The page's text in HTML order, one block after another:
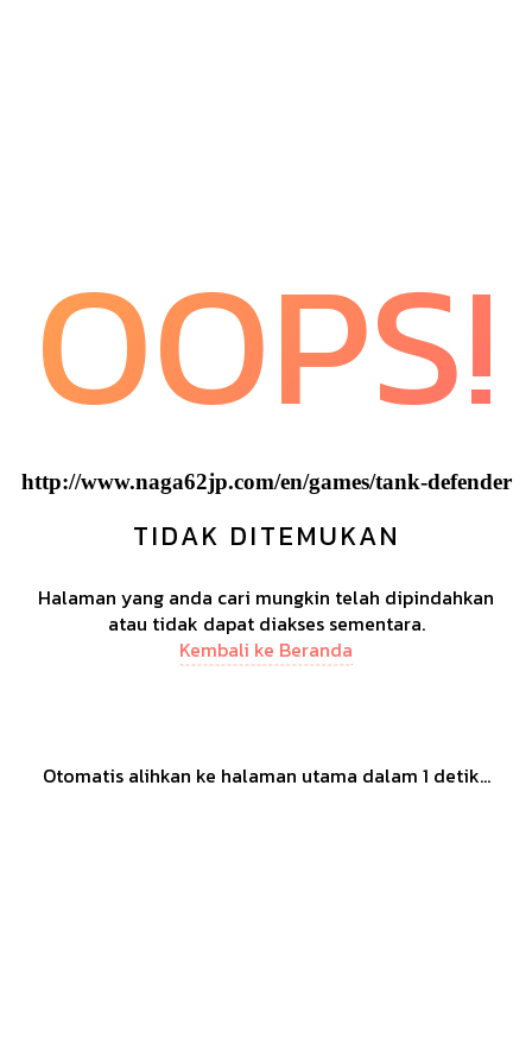
OOPS!
http://www.naga62jp.com/en/games/tank-defender
TIDAK DITEMUKAN
Halaman yang anda cari mungkin telah dipindahkan
atau tidak dapat diakses sementara.
Kembali ke Beranda
Otomatis alihkan ke halaman utama dalam 1 detik...